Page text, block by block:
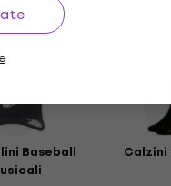
Baseball
Calzini